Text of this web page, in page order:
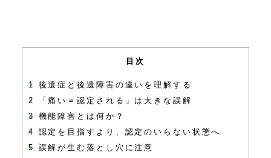
目次
1
後遺症と後遺障害の違いを理解する
2
「痛い＝認定される」は大きな誤解
3
機能障害とは何か？
4
認定を目指すより、認定のいらない状態へ
5
誤解が生む落とし穴に注意